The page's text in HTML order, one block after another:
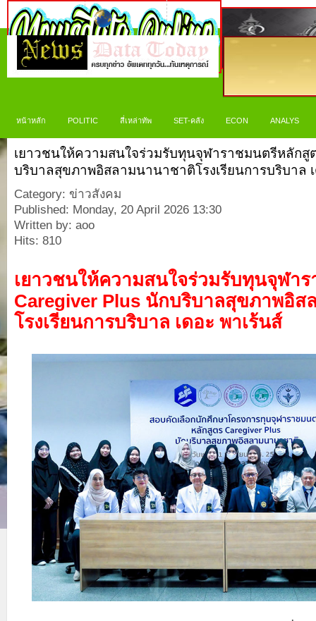
หน้าหลัก POLITIC สี่เหล่าทัพ SET-คลัง ECON ANALYS
เยาวชนให้ความสนใจร่วมรับทุนจุฬาราชมนตรีหลักสู
บริบาลสุขภาพอิสลามนานาชาติโรงเรียนการบริบาล
Category: ข่าวสังคม
Published: Monday, 20 April 2026 13:30
Written by: aoo
Hits: 810
เยาวชนให้ความสนใจร่วมรับทุนจุฬา
Caregiver Plus นักบริบาลสุขภาพอิส
โรงเรียนการบริบาล เดอะ พาเร้นส์